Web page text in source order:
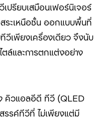
รียบเสมือนเฟอร์นิเจอร์
ระเหนือชั้น ออกแบบพื้นที่
วีเพียงเครื่องเดียว จึงนับ
ล์และการตกแต่งอย่าง
คิวแอลอีดี ทีวี (QLED
รรค์ทีวีที่ ไม่เพียงแต่มี